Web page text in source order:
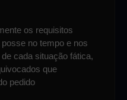
os requisitos
no tempo e nos
cada situação fática,
que
pedido